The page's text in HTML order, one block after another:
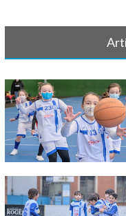
GALERÍA DE FOTOS